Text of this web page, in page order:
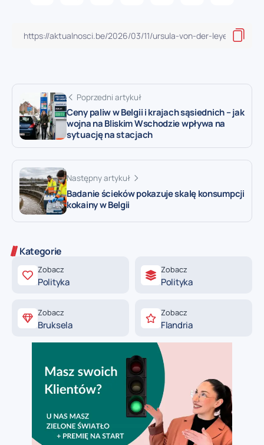
Poprzedni artykuł
Ceny paliw w Belgii i krajach sąsiednich – jak
wojna na Bliskim Wschodzie wpływa na
sytuację na stacjach
Następny artykuł
Badanie ścieków pokazuje skalę konsumpcji
kokainy w Belgii
Kategorie
Zobacz
Polityka
Zobacz
Polityka
Zobacz
Bruksela
Zobacz
Flandria